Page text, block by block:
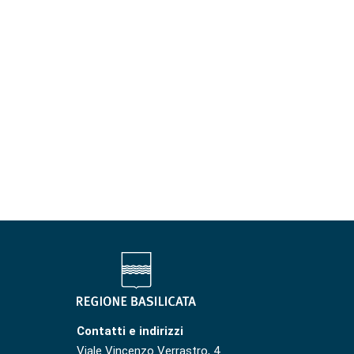
Contatti e indirizzi
Viale Vincenzo Verrastro, 4